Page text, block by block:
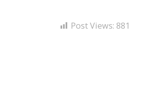
Post Views: 881